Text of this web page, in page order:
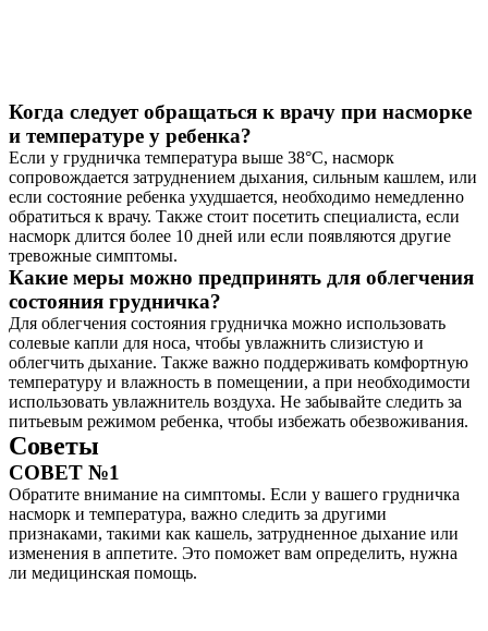
Когда следует обращаться к врачу при насморке
и температуре у ребенка?
Если у грудничка температура выше 38°C, насморк
сопровождается затруднением дыхания, сильным кашлем, или
если состояние ребенка ухудшается, необходимо немедленно
обратиться к врачу. Также стоит посетить специалиста, если
насморк длится более 10 дней или если появляются другие
тревожные симптомы.
Какие меры можно предпринять для облегчения
состояния грудничка?
Для облегчения состояния грудничка можно использовать
солевые капли для носа, чтобы увлажнить слизистую и
облегчить дыхание. Также важно поддерживать комфортную
температуру и влажность в помещении, а при необходимости
использовать увлажнитель воздуха. Не забывайте следить за
питьевым режимом ребенка, чтобы избежать обезвоживания.
Советы
СОВЕТ №1
Обратите внимание на симптомы. Если у вашего грудничка
насморк и температура, важно следить за другими
признаками, такими как кашель, затрудненное дыхание или
изменения в аппетите. Это поможет вам определить, нужна
ли медицинская помощь.